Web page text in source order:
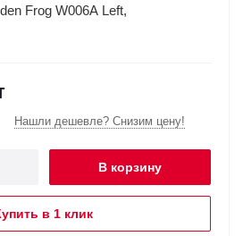
Frog W006A Left,
Нашли дешевле? Снизим цену!
В корзину
в 1 клик